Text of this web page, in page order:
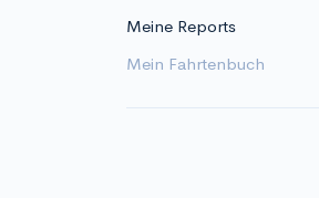
Meine Reports
Mein Fahrtenbuch